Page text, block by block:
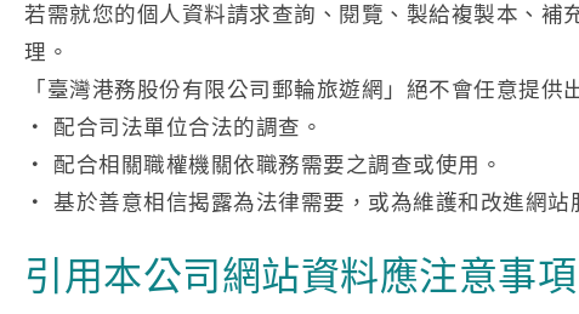
若需就您的個人資料請求查詢、閱覽、製給複製本、補
理。
「臺灣港務股份有限公司郵輪旅遊網」絕不會任意提
‧ 配合司法單位合法的調查。
‧ 配合相關職權機關依職務需要之調查或使用。
‧ 基於善意相信揭露為法律需要，或為維護和改進網站
引用本公司網站資料應注意事項